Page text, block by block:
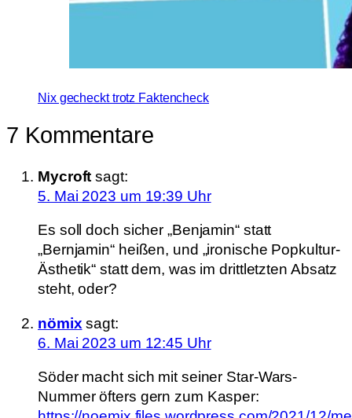
Nix gecheckt trotz Faktencheck
7 Kommentare
Mycroft sagt:
5. Mai 2023 um 19:39 Uhr
Es soll doch sicher „Benjamin“ statt
„Bernjamin“ heißen, und „ironische Popkultur-
Ästhetik“ statt dem, was im drittletzten Absatz
steht, oder?
nömix sagt:
6. Mai 2023 um 12:45 Uhr
Söder macht sich mit seiner Star-Wars-
Nummer öfters gern zum Kasper: